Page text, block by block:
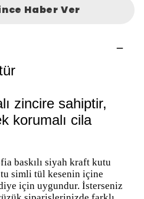
Haber Ver
zincire sahiptir,
korumalı cila
baskılı siyah kraft kutu
simli tül kesenin içine
için uygundur. İsterseniz